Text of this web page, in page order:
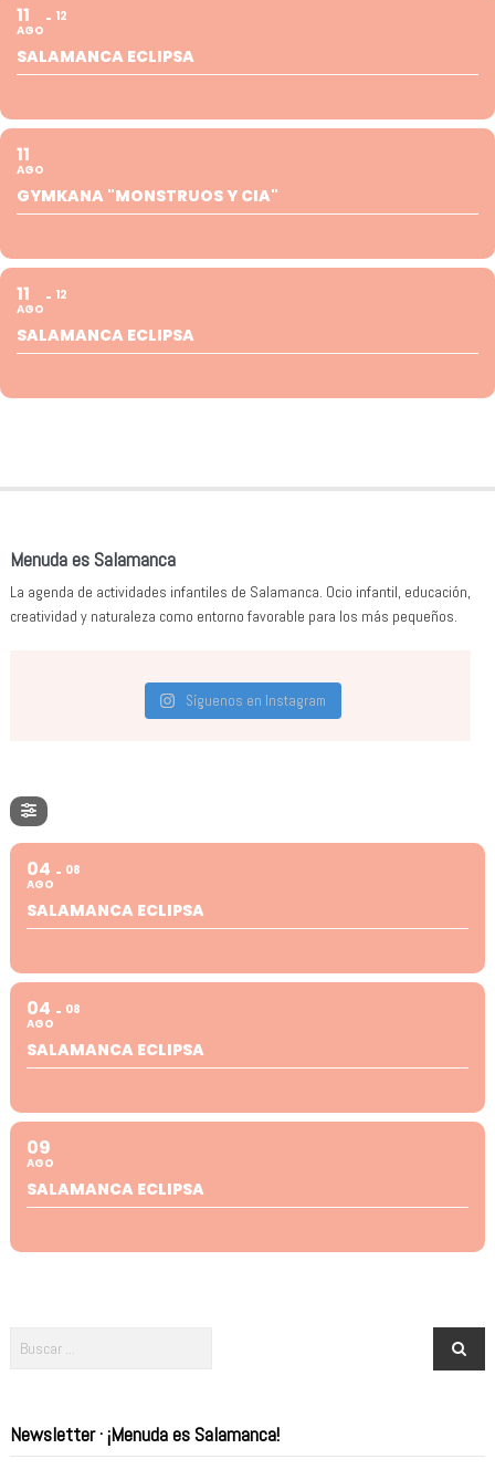
11
AGO
12
SALAMANCA ECLIPSA
11
AGO
GYMKANA "MONSTRUOS Y CIA"
11
AGO
12
SALAMANCA ECLIPSA
Menuda es Salamanca
La agenda de actividades infantiles de Salamanca. Ocio infantil, educación,
creatividad y naturaleza como entorno favorable para los más pequeños.
Síguenos en Instagram
04
AGO
08
SALAMANCA ECLIPSA
04
AGO
08
SALAMANCA ECLIPSA
09
AGO
SALAMANCA ECLIPSA
Newsletter · ¡Menuda es Salamanca!